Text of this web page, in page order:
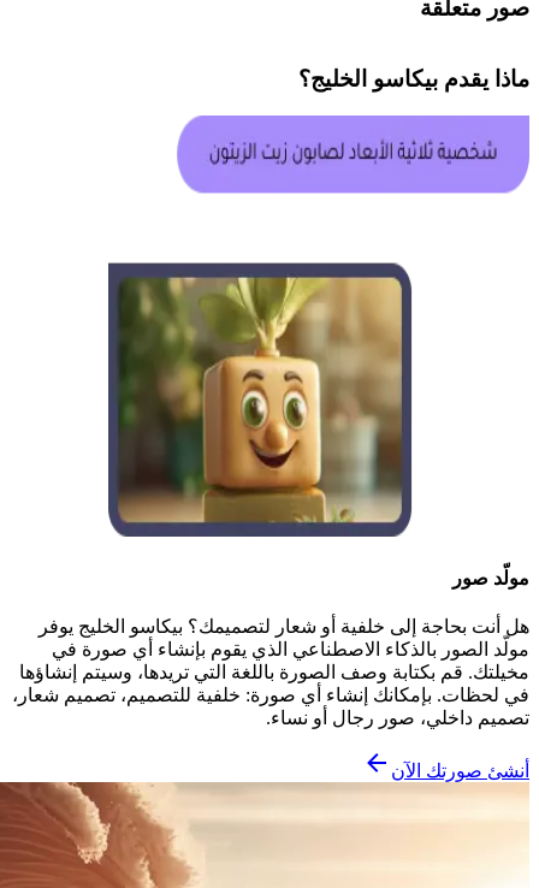
صور متعلقة
ماذا يقدم بيكاسو الخليج؟
مولّد صور
هل أنت بحاجة إلى خلفية أو شعار لتصميمك؟ بيكاسو الخليج يوفر
مولّد الصور بالذكاء الاصطناعي الذي يقوم بإنشاء أي صورة في
مخيلتك. قم بكتابة وصف الصورة باللغة التي تريدها، وسيتم إنشاؤها
في لحظات. بإمكانك إنشاء أي صورة: خلفية للتصميم، تصميم شعار،
تصميم داخلي، صور رجال أو نساء.
أنشئ صورتك الآن